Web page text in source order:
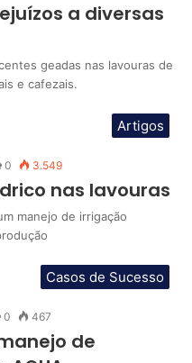
a diversas
geadas nas lavouras de
e cafezais.
Artigos
0 3.549
nas lavouras
manejo de irrigação
Casos de Sucesso
0 467
de